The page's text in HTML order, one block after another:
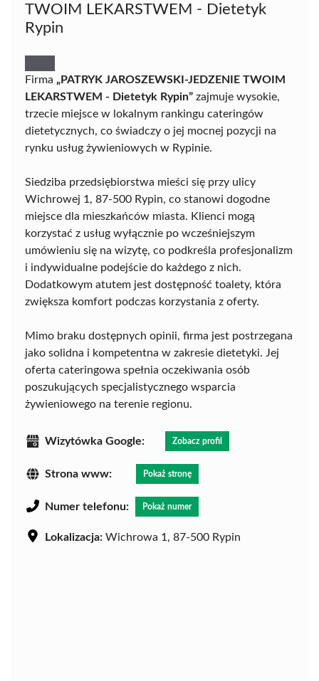
TWOIM LEKARSTWEM - Dietetyk
Rypin
Firma „PATRYK JAROSZEWSKI-JEDZENIE TWOIM
LEKARSTWEM - Dietetyk Rypin” zajmuje wysokie,
trzecie miejsce w lokalnym rankingu cateringów
dietetycznych, co świadczy o jej mocnej pozycji na
rynku usług żywieniowych w Rypinie.
Siedziba przedsiębiorstwa mieści się przy ulicy
Wichrowej 1, 87-500 Rypin, co stanowi dogodne
miejsce dla mieszkańców miasta. Klienci mogą
korzystać z usług wyłącznie po wcześniejszym
umówieniu się na wizytę, co podkreśla profesjonalizm
i indywidualne podejście do każdego z nich.
Dodatkowym atutem jest dostępność toalety, która
zwiększa komfort podczas korzystania z oferty.
Mimo braku dostępnych opinii, firma jest postrzegana
jako solidna i kompetentna w zakresie dietetyki. Jej
oferta cateringowa spełnia oczekiwania osób
poszukujących specjalistycznego wsparcia
żywieniowego na terenie regionu.
Wizytówka Google: Zobacz profil
Strona www: Pokaż stronę
Numer telefonu: Pokaż numer
Lokalizacja: Wichrowa 1, 87-500 Rypin